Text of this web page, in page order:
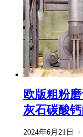
欧版粗粉
灰石碳酸
2024年6月21日